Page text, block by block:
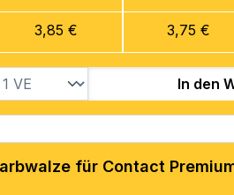
3,85 € 3,75 €
In den
für Contact